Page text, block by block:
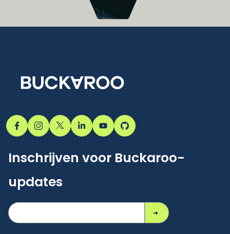
Inschrijven voor Buckaroo-
updates